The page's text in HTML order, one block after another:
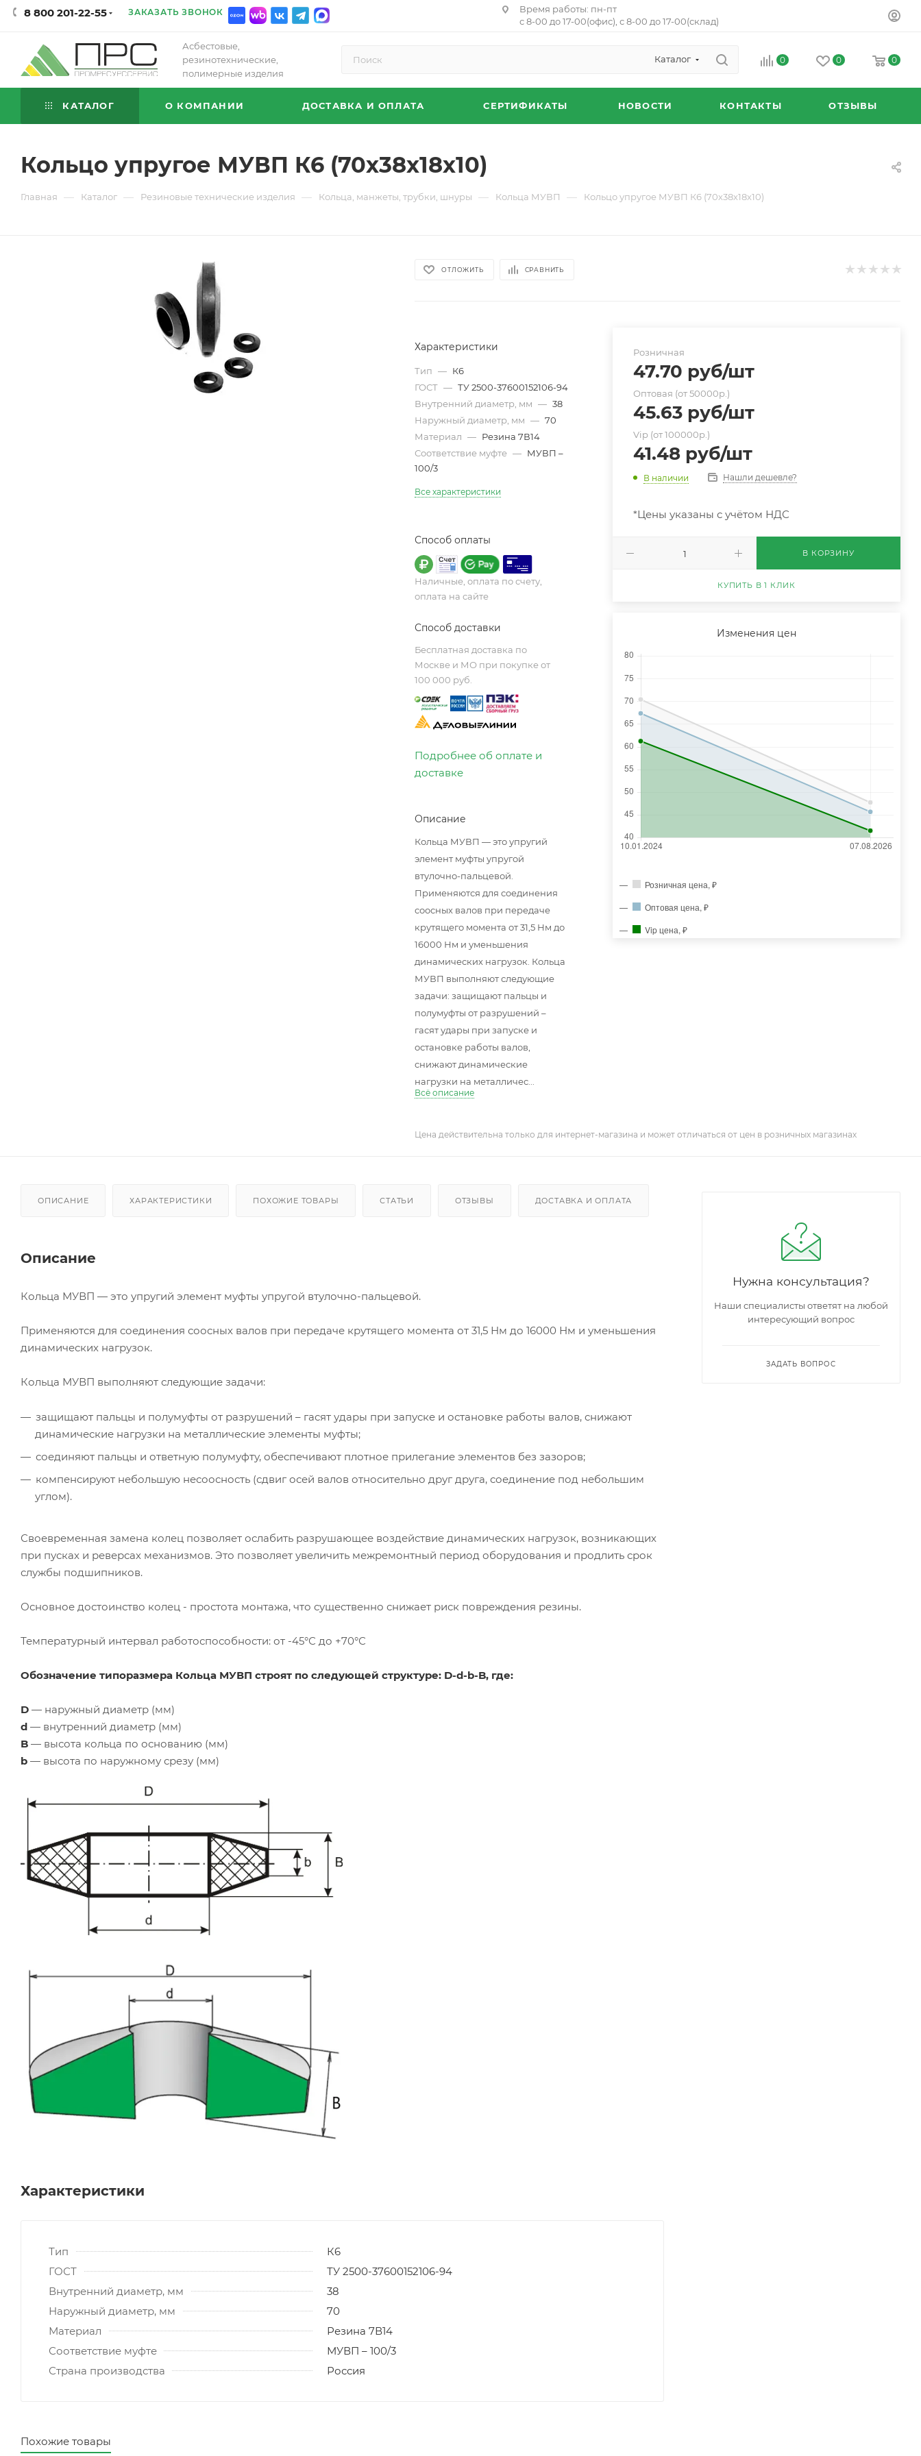
8 800 201-22-55 ЗАКАЗАТЬ ЗВОНОК
Время работы: пн-пт
с 8-00 до 17-00(офис), с 8-00 до 17-00(склад)
Асбестовые,
резинотехнические,
полимерные изделия
Каталог 0 0 0
КАТАЛОГ О КОМПАНИИ ДОСТАВКА И ОПЛАТА СЕРТИФИКАТЫ НОВОСТИ КОНТАКТЫ ОТЗЫВЫ
Кольцо упругое МУВП К6 (70х38х18х10)
Главная — Каталог — Резиновые технические изделия — Кольца, манжеты, трубки, шнуры — Кольца МУВП — Кольцо упругое МУВП К6 (70х38х18х10)
ОТЛОЖИТЬ СРАВНИТЬ
Характеристики
Тип — К6
ГОСТ — ТУ 2500-37600152106-94
Внутренний диаметр, мм — 38
Наружный диаметр, мм — 70
Материал — Резина 7В14
Соответствие муфте — МУВП –
100/3
Все характеристики
Способ оплаты
Наличные, оплата по счету,
оплата на сайте
Способ доставки
Бесплатная доставка по
Москве и МО при покупке от
100 000 руб.
Подробнее об оплате и
доставке
Описание
Кольца МУВП — это упругий
элемент муфты упругой
втулочно-пальцевой.
Применяются для соединения
соосных валов при передаче
крутящего момента от 31,5 Нм до
16000 Нм и уменьшения
динамических нагрузок. Кольца
МУВП выполняют следующие
задачи: защищают пальцы и
полумуфты от разрушений –
гасят удары при запуске и
остановке работы валов,
снижают динамические
нагрузки на металличес...
Всё описание
Розничная
47.70 руб/шт
Оптовая (от 50000р.)
45.63 руб/шт
Vip (от 100000р.)
41.48 руб/шт
В наличии Нашли дешевле?
*Цены указаны с учётом НДС
В КОРЗИНУ
КУПИТЬ В 1 КЛИК
Изменения цен
Розничная цена, ₽
Оптовая цена, ₽
Vip цена, ₽
Цена действительна только для интернет-магазина и может отличаться от цен в розничных магазинах
ОПИСАНИЕ ХАРАКТЕРИСТИКИ ПОХОЖИЕ ТОВАРЫ СТАТЬИ ОТЗЫВЫ ДОСТАВКА И ОПЛАТА
Описание
Кольца МУВП — это упругий элемент муфты упругой втулочно-пальцевой.
Применяются для соединения соосных валов при передаче крутящего момента от 31,5 Нм до 16000 Нм и уменьшения
динамических нагрузок.
Кольца МУВП выполняют следующие задачи:
защищают пальцы и полумуфты от разрушений – гасят удары при запуске и остановке работы валов, снижают
динамические нагрузки на металлические элементы муфты;
соединяют пальцы и ответную полумуфту, обеспечивают плотное прилегание элементов без зазоров;
компенсируют небольшую несоосность (сдвиг осей валов относительно друг друга, соединение под небольшим
углом).
Своевременная замена колец позволяет ослабить разрушающее воздействие динамических нагрузок, возникающих
при пусках и реверсах механизмов. Это позволяет увеличить межремонтный период оборудования и продлить срок
службы подшипников.
Основное достоинство колец - простота монтажа, что существенно снижает риск повреждения резины.
Температурный интервал работоспособности: от -45°С до +70°С
Обозначение типоразмера Кольца МУВП строят по следующей структуре: D-d-b-B, где:
D — наружный диаметр (мм)
d — внутренний диаметр (мм)
B — высота кольца по основанию (мм)
b — высота по наружному срезу (мм)
Характеристики
Тип
К6
ГОСТ
ТУ 2500-37600152106-94
Внутренний диаметр, мм
38
Наружный диаметр, мм
70
Материал
Резина 7В14
Соответствие муфте
МУВП – 100/3
Страна производства
Россия
Похожие товары
Нужна консультация?
Наши специалисты ответят на любой
интересующий вопрос
ЗАДАТЬ ВОПРОС